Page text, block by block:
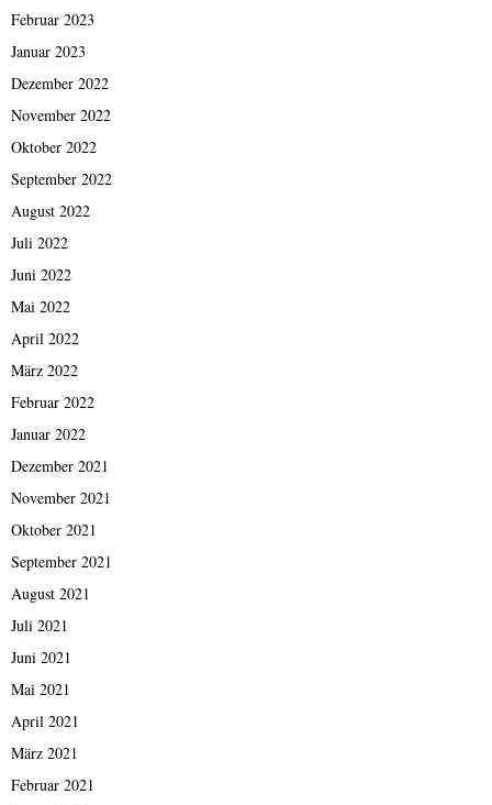
Februar 2023
Januar 2023
Dezember 2022
November 2022
Oktober 2022
September 2022
August 2022
Juli 2022
Juni 2022
Mai 2022
April 2022
März 2022
Februar 2022
Januar 2022
Dezember 2021
November 2021
Oktober 2021
September 2021
August 2021
Juli 2021
Juni 2021
Mai 2021
April 2021
März 2021
Februar 2021